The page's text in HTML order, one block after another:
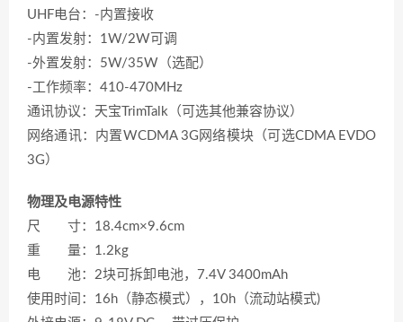
UHF电台：-内置接收
-内置发射：1W/2W可调
-外置发射：5W/35W（选配）
-工作频率：410-470MHz
通讯协议：天宝TrimTalk（可选其他兼容协议）
网络通讯：内置WCDMA 3G网络模块（可选CDMA EVDO
3G）
物理及电源特性
尺 寸：18.4cm×9.6cm
重 量：1.2kg
电 池：2块可拆卸电池，7.4V 3400mAh
使用时间：16h（静态模式），10h（流动站模式)